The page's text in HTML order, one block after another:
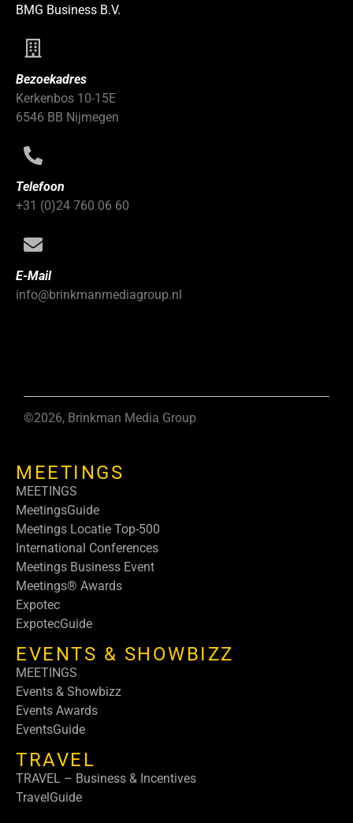
BMG Business B.V.
Bezoekadres
Kerkenbos 10-15E
6546 BB Nijmegen
Telefoon
+31 (0)24 760 06 60
E-Mail
info@brinkmanmediagroup.nl
©2026, Brinkman Media Group
MEETINGS
MEETINGS
MeetingsGuide
Meetings Locatie Top-500
International Conferences
Meetings Business Event
Meetings® Awards
Expotec
ExpotecGuide
EVENTS & SHOWBIZZ
MEETINGS
Events & Showbizz
Events Awards
EventsGuide
TRAVEL
TRAVEL – Business & Incentives
TravelGuide